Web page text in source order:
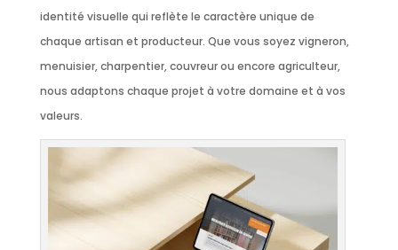
identité visuelle qui reflète le caractère unique de
chaque artisan et producteur. Que vous soyez vigneron,
menuisier, charpentier, couvreur ou encore agriculteur,
nous adaptons chaque projet à votre domaine et à vos
valeurs.